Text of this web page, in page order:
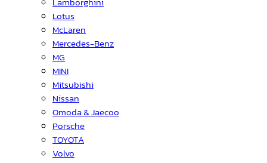
Lotus
McLaren
Mercedes-Benz
MG
MINI
Mitsubishi
Nissan
Omoda & Jaecoo
Porsche
TOYOTA
Volvo